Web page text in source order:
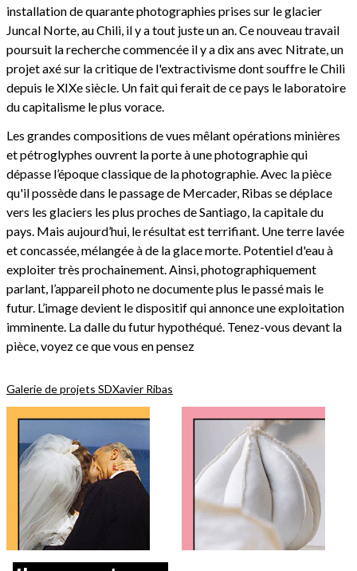
installation de quarante photographies prises sur le glacier
Juncal Norte, au Chili, il y a tout juste un an. Ce nouveau travail
poursuit la recherche commencée il y a dix ans avec Nitrate, un
projet axé sur la critique de l'extractivisme dont souffre le Chili
depuis le XIXe siècle. Un fait qui ferait de ce pays le laboratoire
du capitalisme le plus vorace.
Les grandes compositions de vues mêlant opérations minières
et pétroglyphes ouvrent la porte à une photographie qui
dépasse l’époque classique de la photographie. Avec la pièce
qu'il possède dans le passage de Mercader, Ribas se déplace
vers les glaciers les plus proches de Santiago, la capitale du
pays. Mais aujourd’hui, le résultat est terrifiant. Une terre lavée
et concassée, mélangée à de la glace morte. Potentiel d'eau à
exploiter très prochainement. Ainsi, photographiquement
parlant, l’appareil photo ne documente plus le passé mais le
futur. L’image devient le dispositif qui annonce une exploitation
imminente. La dalle du futur hypothéqué. Tenez-vous devant la
pièce, voyez ce que vous en pensez
Galerie de projets SDXavier Ribas